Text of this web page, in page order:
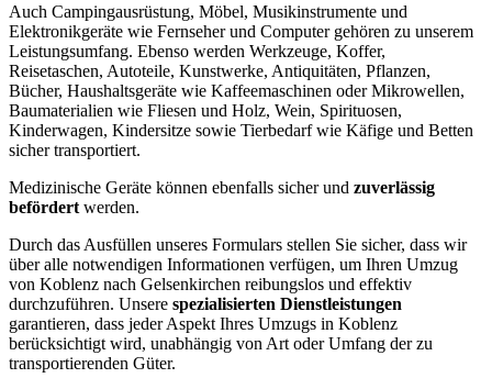
Auch Campingausrüstung, Möbel, Musikinstrumente und
Elektronikgeräte wie Fernseher und Computer gehören zu unserem
Leistungsumfang. Ebenso werden Werkzeuge, Koffer,
Reisetaschen, Autoteile, Kunstwerke, Antiquitäten, Pflanzen,
Bücher, Haushaltsgeräte wie Kaffeemaschinen oder Mikrowellen,
Baumaterialien wie Fliesen und Holz, Wein, Spirituosen,
Kinderwagen, Kindersitze sowie Tierbedarf wie Käfige und Betten
sicher transportiert.
Medizinische Geräte können ebenfalls sicher und zuverlässig
befördert werden.
Durch das Ausfüllen unseres Formulars stellen Sie sicher, dass wir
über alle notwendigen Informationen verfügen, um Ihren Umzug
von Koblenz nach Gelsenkirchen reibungslos und effektiv
durchzuführen. Unsere spezialisierten Dienstleistungen
garantieren, dass jeder Aspekt Ihres Umzugs in Koblenz
berücksichtigt wird, unabhängig von Art oder Umfang der zu
transportierenden Güter.